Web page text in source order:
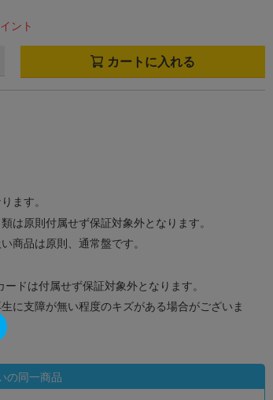
ント
カートに入れる
ます。
は原則付属せず保証対象外となります。
商品は原則、通常盤です。
ドは付属せず保証対象外となります。
に支障が無い程度のキズがある場合がございま
の同一商品